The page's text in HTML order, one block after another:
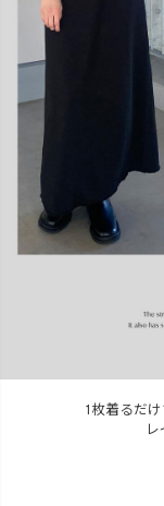
1枚着るだ